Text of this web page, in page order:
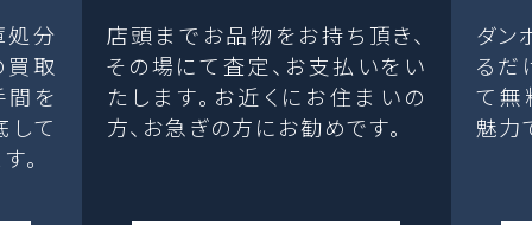
処分
取
間を
して
。
店頭までお品物をお持ち頂き、
その場にて査定、お支払いをい
たします。お近くにお住まいの
方、お急ぎの方にお勧めです。
ダン
るだ
て無
魅力